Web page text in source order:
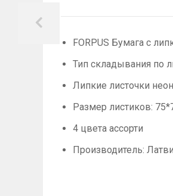
FORPUS Бумага с
Тип складывания по
Липкие листочки
Размер листиков:
4 цвета ассорти
Производитель: